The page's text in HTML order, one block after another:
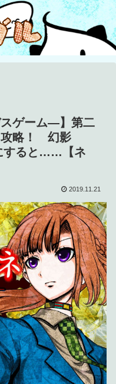
ゲーム―】第二
攻略！ 幻影
すると……【ネ
2019.11.21